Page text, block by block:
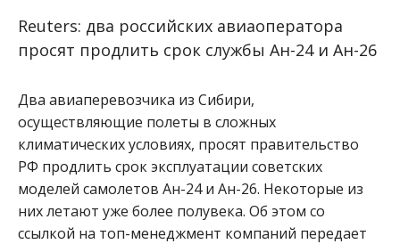
Reuters: два российских авиаоператора
просят продлить срок службы Ан-24 и Ан-26
Два авиаперевозчика из Сибири,
осуществляющие полеты в сложных
климатических условиях, просят правительство
РФ продлить срок эксплуатации советских
моделей самолетов Ан-24 и Ан-26. Некоторые из
них летают уже более полувека. Об этом со
ссылкой на топ-менеджмент компаний передает